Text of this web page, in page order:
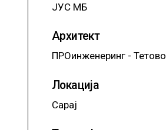
ЈУС МБ
Архитект
ПРОинженеринг - Тетово
Локација
Сарај